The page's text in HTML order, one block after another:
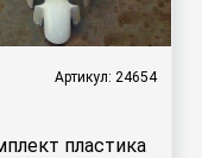
Артикул: 24654
пластика